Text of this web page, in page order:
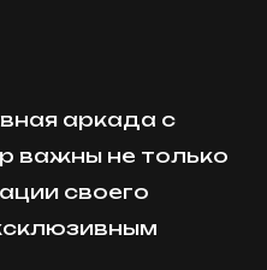
аркада с
важны не только
своего